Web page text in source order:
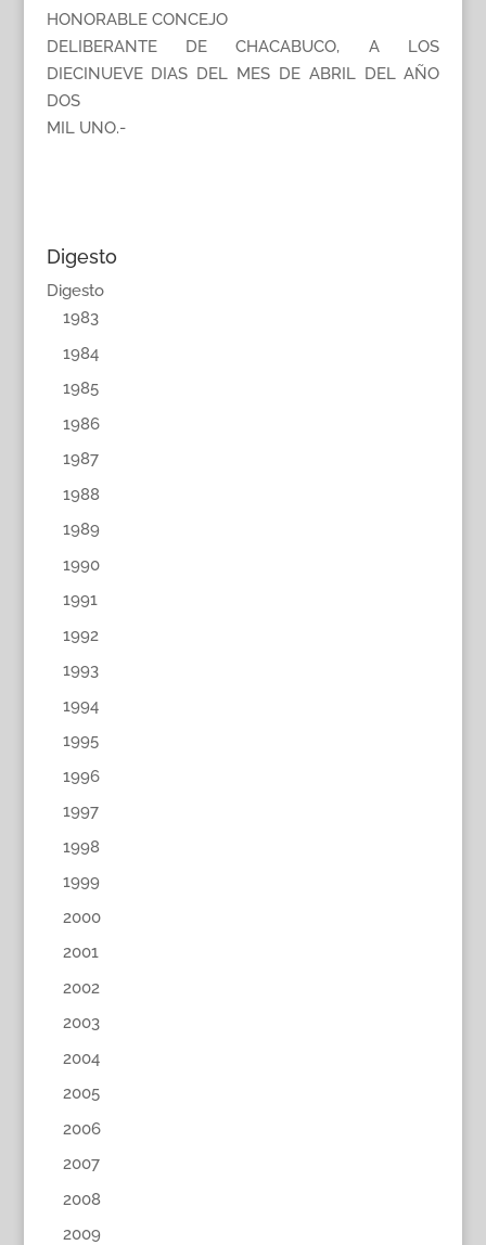
HONORABLE CONCEJO
DELIBERANTE DE CHACABUCO, A LOS
DIECINUEVE DIAS DEL MES DE ABRIL DEL AÑO
DOS
MIL UNO.-
Digesto
Digesto
1983
1984
1985
1986
1987
1988
1989
1990
1991
1992
1993
1994
1995
1996
1997
1998
1999
2000
2001
2002
2003
2004
2005
2006
2007
2008
2009